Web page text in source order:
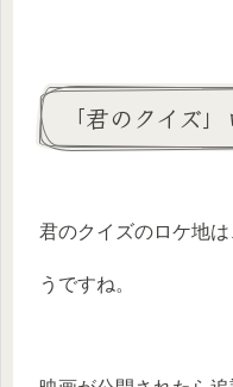
「君のクイズ
君のクイズのロケ地
うですね。